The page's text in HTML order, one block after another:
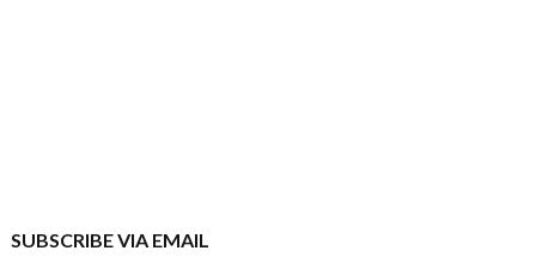
SUBSCRIBE VIA EMAIL